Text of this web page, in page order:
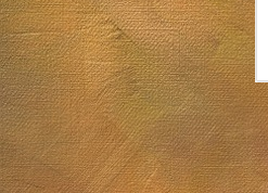
Sol. 5 al 26 de junio de 2026